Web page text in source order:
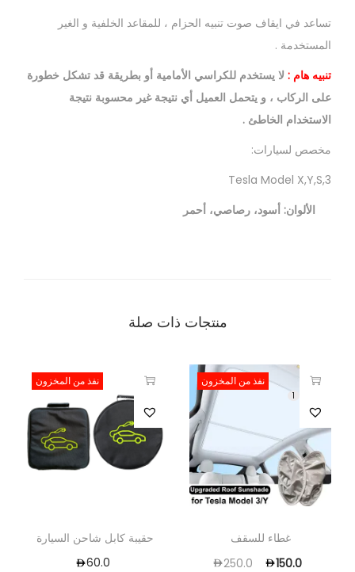
تساعد في ايقاف صوت تنبيه الحزام ، للمقاعد الخلفية و الغير
المستخدمة .
تنبيه هام : لا يستخدم للكراسي الأمامية أو بطريقة قد تشكل خطورة
على الركاب ، و يتحمل العميل أي نتيجة غير محسوبة نتيجة
الاستخدام الخاطئ .
مخصص لسيارات:
Tesla Model X,Y,S,3
الألوان: أسود، رصاصي، أحمر
منتجات ذات صلة
نفذ من المخزون
حقيبة كابل شاحن السيارة
60.0
نفذ من المخزون
1
غطاء للسقف
250.0
150.0